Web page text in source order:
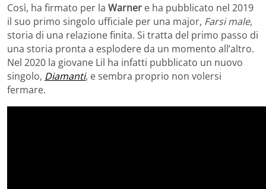
Così, ha firmato per la Warner e ha pubblicato nel 2019
il suo primo singolo ufficiale per una major, Farsi male,
storia di una relazione finita. Si tratta del primo passo di
una storia pronta a esplodere da un momento all’altro.
Nel 2020 la giovane Lil ha infatti pubblicato un nuovo
singolo, Diamanti, e sembra proprio non volersi
fermare.